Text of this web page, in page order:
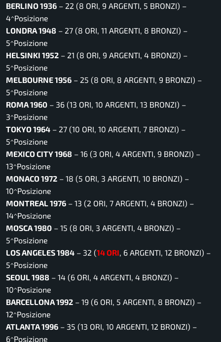
BERLINO 1936 – 22 (8 ORI, 9 ARGENTI, 5 BRONZI) –
4^Posizione
LONDRA 1948 – 27 (8 ORI, 11 ARGENTI, 8 BRONZI) –
5^Posizione
HELSINKI 1952 – 21 (8 ORI, 9 ARGENTI, 4 BRONZI) –
5^Posizione
MELBOURNE 1956 – 25 (8 ORI, 8 ARGENTI, 9 BRONZI) –
5^Posizione
ROMA 1960 – 36 (13 ORI, 10 ARGENTI, 13 BRONZI) –
3^Posizione
TOKYO 1964 – 27 (10 ORI, 10 ARGENTI, 7 BRONZI) –
5^Posizione
MEXICO CITY 1968 – 16 (3 ORI, 4 ARGENTI, 9 BRONZI) –
13^Posizione
MONACO 1972 – 18 (5 ORI, 3 ARGENTI, 10 BRONZI) –
10^Posizione
MONTREAL 1976 – 13 (2 ORI, 7 ARGENTI, 4 BRONZI) –
14^Posizione
MOSCA 1980 – 15 (8 ORI, 3 ARGENTI, 4 BRONZI) –
5^Posizione
LOS ANGELES 1984 – 32 (14 ORI , 6 ARGENTI, 12 BRONZI) –
5^Posizione
SEOUL 1988 – 14 (6 ORI, 4 ARGENTI, 4 BRONZI) –
10^Posizione
BARCELLONA 1992 – 19 (6 ORI, 5 ARGENTI, 8 BRONZI) –
12^Posizione
ATLANTA 1996 – 35 (13 ORI, 10 ARGENTI, 12 BRONZI) –
6^Posizione